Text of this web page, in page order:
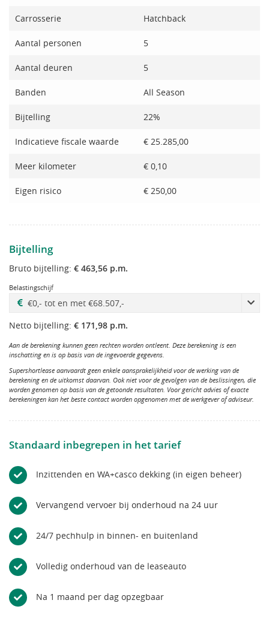
Carrosserie Hatchback
Aantal personen 5
Aantal deuren 5
Banden All Season
Bijtelling 22%
Indicatieve fiscale waarde € 25.285,00
Meer kilometer € 0,10
Eigen risico € 250,00
Bijtelling
Bruto bijtelling: € 463,56 p.m.
Belastingschijf
Netto bijtelling: € 171,98 p.m.
Aan de berekening kunnen geen rechten worden ontleent. Deze berekening is een
inschatting en is op basis van de ingevoerde gegevens.
Supershortlease aanvaardt geen enkele aansprakelijkheid voor de werking van de
berekening en de uitkomst daarvan. Ook niet voor de gevolgen van de beslissingen, die
worden genomen op basis van de getoonde resultaten. Voor gericht advies of exacte
berekeningen kan het beste contact worden opgenomen met de werkgever of adviseur.
Standaard inbegrepen in het tarief
Inzittenden en WA+casco dekking (in eigen beheer)
Vervangend vervoer bij onderhoud na 24 uur
24/7 pechhulp in binnen- en buitenland
Volledig onderhoud van de leaseauto
Na 1 maand per dag opzegbaar